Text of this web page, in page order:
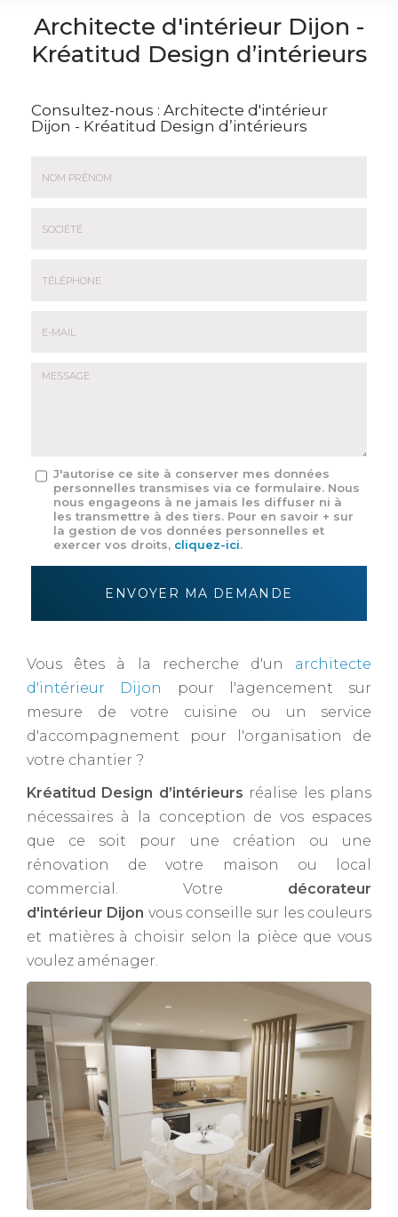
Architecte d'intérieur Dijon -
Kréatitud Design d’intérieurs
Consultez-nous : Architecte d'intérieur
Dijon - Kréatitud Design d’intérieurs
Message
J'autorise ce site à conserver mes données
personnelles transmises via ce formulaire. Nous
nous engageons à ne jamais les diffuser ni à
les transmettre à des tiers. Pour en savoir + sur
la gestion de vos données personnelles et
exercer vos droits, cliquez-ici.
Acceptation
ENVOYER MA DEMANDE
Vous êtes à la recherche d'un architecte
d'intérieur Dijon
pour l'agencement sur
mesure de votre cuisine ou un service
d'accompagnement pour l'organisation de
votre chantier ?
Kréatitud Design d’intérieurs réalise les plans
nécessaires à la conception de vos espaces
que ce soit pour une création ou une
rénovation de votre maison ou local
commercial. Votre décorateur
d'intérieur Dijon vous conseille sur les couleurs
et matières à choisir selon la pièce que vous
voulez aménager.